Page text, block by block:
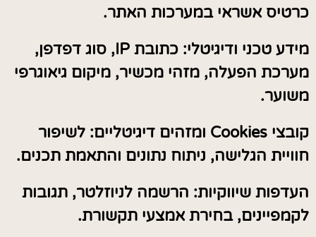
כרטיס אשראי במערכות האתר.
מידע טכני ודיגיטלי: כתובת IP, סוג דפדפן,
מערכת הפעלה, מזהי מכשיר, מיקום גיאוגרפי
משוער.
קובצי Cookies ומזהים דיגיטליים: לשיפור
חוויית הגלישה, ניתוח נתונים והתאמת תכנים.
העדפות שיווקיות: הרשמה לניוזלטר, תגובות
לקמפיינים, בחירת אמצעי תקשורת.